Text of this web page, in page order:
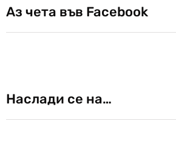
Аз чета във Facebook
Наслади се на…